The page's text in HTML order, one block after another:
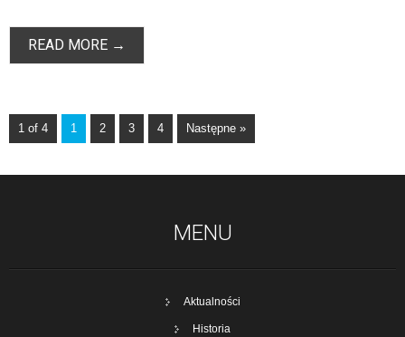
READ MORE →
1 of 4 1 2 3 4 Następne »
MENU
Aktualności
Historia